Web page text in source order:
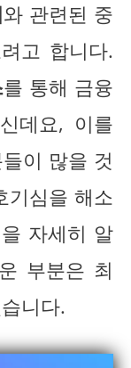
와 관련된 중
고 합니다.
를 통해 금융
데요, 이를
이 많을 것
기심을 해소
자세히 알
부분은 최
니다.